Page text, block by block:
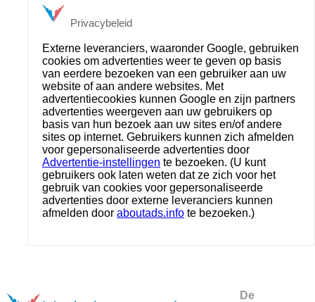
Privacybeleid
Externe leveranciers, waaronder Google, gebruiken
cookies om advertenties weer te geven op basis
van eerdere bezoeken van een gebruiker aan uw
website of aan andere websites. Met
advertentiecookies kunnen Google en zijn partners
advertenties weergeven aan uw gebruikers op
basis van hun bezoek aan uw sites en/of andere
sites op internet. Gebruikers kunnen zich afmelden
voor gepersonaliseerde advertenties door
Advertentie-instellingen te bezoeken. (U kunt
gebruikers ook laten weten dat ze zich voor het
gebruik van cookies voor gepersonaliseerde
advertenties door externe leveranciers kunnen
afmelden door aboutads.info te bezoeken.)
De